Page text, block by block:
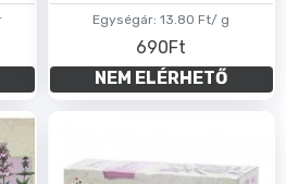
Egységár: 13.80 Ft/ g
690Ft
NEM ELÉRHETŐ